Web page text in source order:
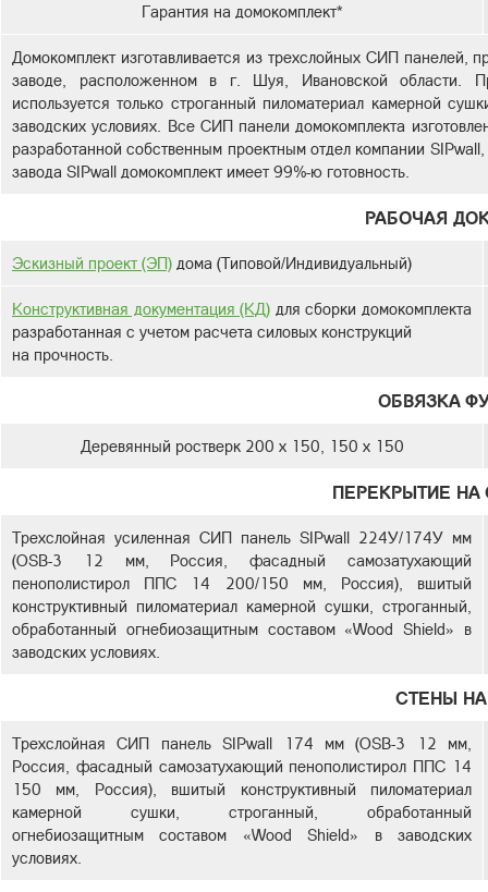
Гарантия на домокомплект*
Домокомплект изготавливается из трехслойных СИП
заводе, расположенном в г. Шуя, Ивановской области.
используется только строганный пиломатериал камерной
заводских условиях. Все СИП панели домокомплекта
разработанной собственным проектным отдел компании
завода SIPwall домокомплект имеет 99%-ю готовность.
РАБОЧАЯ
Эскизный проект (ЭП) дома (Типовой/Индивидуальный)
Конструктивная документация (КД) для сборки домокомплекта
разработанная с учетом расчета силовых конструкций
на прочность.
ОБВЯЗКА
Деревянный ростверк 200 х 150, 150 х 150
ПЕРЕКРЫТИЕ НА
Трехслойная усиленная СИП панель SIPwall 224У/174У мм
(OSB-3 12 мм, Россия, фасадный самозатухающий
пенополистирол ППС 14 200/150 мм, Россия), вшитый
конструктивный пиломатериал камерной сушки, строганный,
обработанный огнебиозащитным составом «Wood Shield» в
заводских условиях.
СТЕНЫ
Трехслойная СИП панель SIPwall 174 мм (OSB-3 12 мм,
Россия, фасадный самозатухающий пенополистирол ППС 14
150 мм, Россия), вшитый конструктивный пиломатериал
камерной сушки, строганный, обработанный
огнебиозащитным составом «Wood Shield» в заводских
условиях.